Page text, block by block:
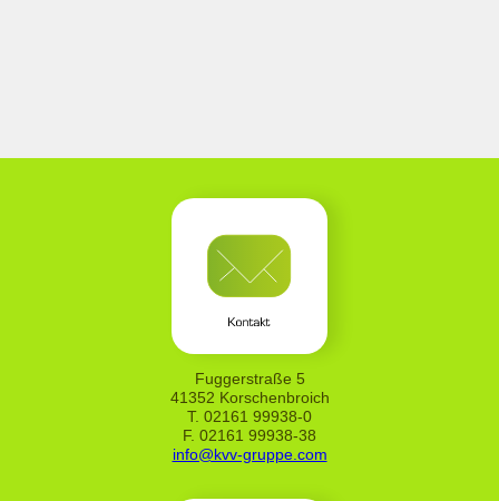
Fuggerstraße 5
41352 Korschenbroich
T. 02161 99938-0
F. 02161 99938-38
info@kvv-gruppe.com